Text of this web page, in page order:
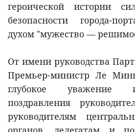
героической истории
безопасности города-
духом "мужество —
От имени руководства
Премьер-министр Ле
глубокое уважение
поздравления
руководителям